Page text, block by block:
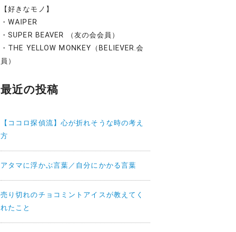
【好きなモノ】
・WAIPER
・SUPER BEAVER （友の会会員）
・THE YELLOW MONKEY（BELIEVER.会
員）
最近の投稿
【ココロ探偵流】心が折れそうな時の考え
方
アタマに浮かぶ言葉／自分にかかる言葉
売り切れのチョコミントアイスが教えてく
れたこと